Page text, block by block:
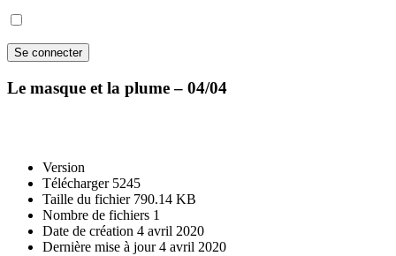
Le masque et la plume – 04/04
Version
Télécharger 5245
Taille du fichier 790.14 KB
Nombre de fichiers 1
Date de création 4 avril 2020
Dernière mise à jour4 avril 2020